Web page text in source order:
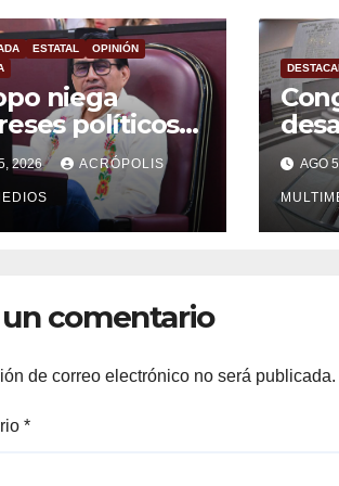
ESTATAL
OPINIÓN
niega
políticos
desafuero de
2026 ACRÓPOLIS AGO
comentario
de correo electrónico no será publicada.
*